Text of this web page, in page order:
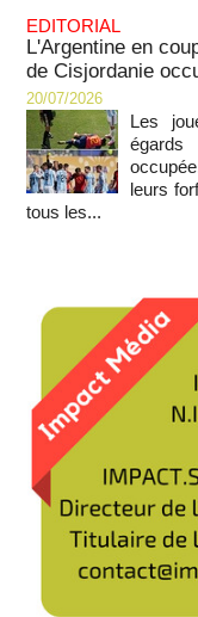
EDITORIAL
L'Argentine en
de Cisjordanie
20/07/2026
Les
égards
leurs
tous les...